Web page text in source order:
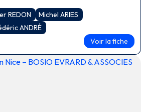
modes alternatifs de
médiation, droit collaboratif
REDON
Michel ARIES
ANDRÉ
Voir la fiche